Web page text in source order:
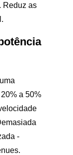
Reduz as
a 50%
-